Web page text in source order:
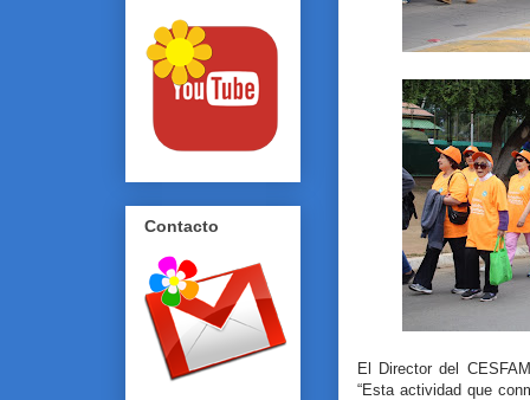
El Director del
“Esta actividad que
Contacto